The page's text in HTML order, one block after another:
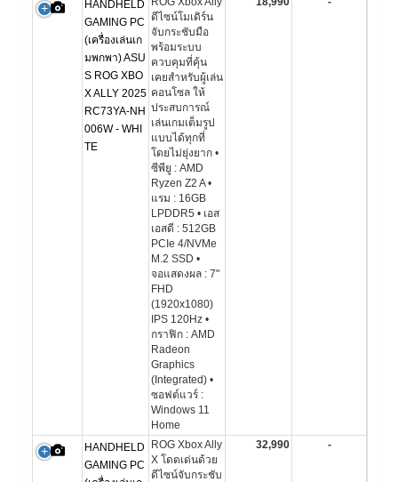
HANDHELD
GAMING PC
(เครื่องเล่นเก
มพกพา) ASU
S ROG XBO
X ALLY 2025
RC73YA-NH
006W - WHI
TE
ดีไซน์โมเดิร์น
จับกระชับมือ
พร้อมระบบ
ควบคุมที่คุ้น
เคยสำหรับผู้เล่น
คอนโซล ให้
ประสบการณ์
เล่นเกมเต็มรูป
แบบได้ทุกที่
โดยไม่ยุ่งยาก •
ซีพียู : AMD
Ryzen Z2 A •
แรม : 16GB
LPDDR5 • เอส
เอสดี : 512GB
PCIe 4/NVMe
M.2 SSD •
จอแสดงผล : 7"
FHD
(1920x1080)
IPS 120Hz •
กราฟิก : AMD
Radeon
Graphics
(Integrated) •
ซอฟต์แวร์ :
Windows 11
Home
HANDHELD
GAMING PC
ROG Xbox Ally
X โดดเด่นด้วย
ดีไซน์จับกระชับ
32,990 -